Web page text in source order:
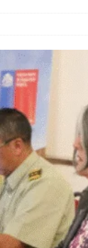
becados se les
del
NACIONAL
sanción
por los
Álvaro Jofre